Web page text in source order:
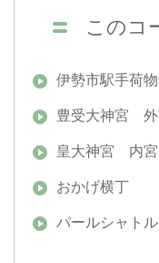
このコ
伊勢市駅手荷
豊受大神宮 外
皇大神宮 内宮
おかげ横丁
パールシャトル